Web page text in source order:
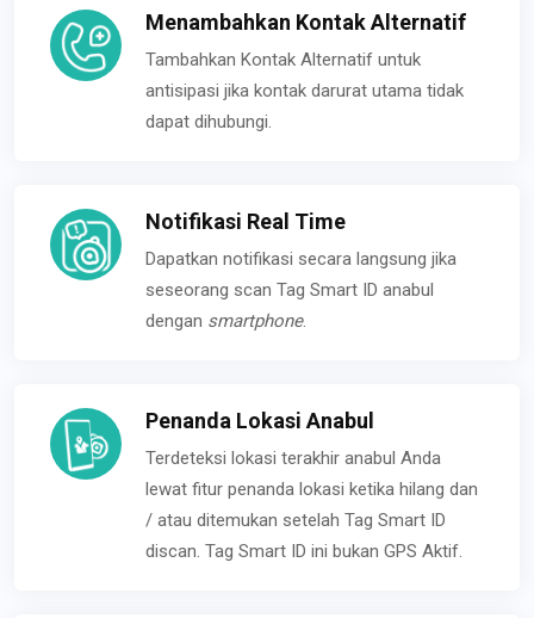
Menambahkan Kontak Alternatif
Tambahkan Kontak Alternatif untuk
antisipasi jika kontak darurat utama tidak
dapat dihubungi.
Notifikasi Real Time
Dapatkan notifikasi secara langsung jika
seseorang scan Tag Smart ID anabul
dengan smartphone.
Penanda Lokasi Anabul
Terdeteksi lokasi terakhir anabul Anda
lewat fitur penanda lokasi ketika hilang dan
/ atau ditemukan setelah Tag Smart ID
discan. Tag Smart ID ini bukan GPS Aktif.